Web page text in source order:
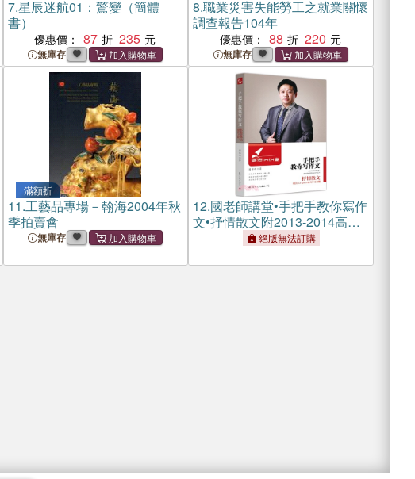
7.星辰迷航01：驚變（簡體
書）
優惠價： 87 235
無庫存
8.職業災害失能勞工之就業關懷
調查報告104年
優惠價： 88 220
無庫存
滿額折
11.工藝品專場－翰海2004年秋
季拍賣會
無庫存
12.國老師講堂•手把手教你寫作
文•抒情散文附2013-2014高考
作文真題精解（簡體書）
絕版無法訂購